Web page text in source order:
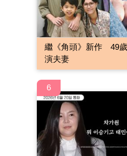
繼《角頭》新作 49
演夫妻
6